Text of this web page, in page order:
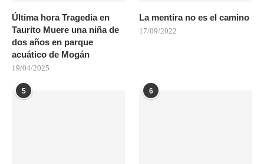
Última hora Tragedia en
Taurito Muere una niña de
dos años en parque
acuático de Mogán
19/04/2025
La mentira no es el camino
17/09/2022
5 6